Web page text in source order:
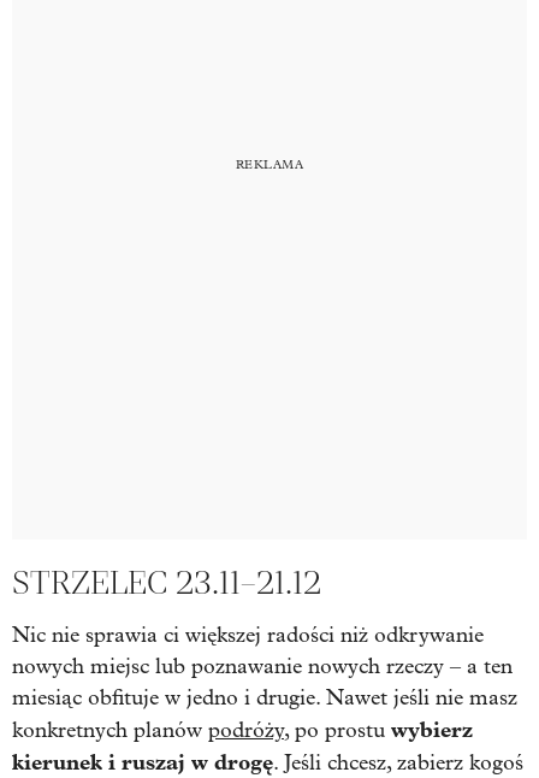
STRZELEC 23.11–21.12
Nic nie sprawia ci większej radości niż odkrywanie
nowych miejsc lub poznawanie nowych rzeczy – a ten
miesiąc obfituje w jedno i drugie. Nawet jeśli nie masz
konkretnych planów podróży, po prostu wybierz
kierunek i ruszaj w drogę. Jeśli chcesz, zabierz kogoś